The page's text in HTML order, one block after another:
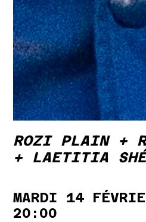
ROZI PLAIN +
+ LAETITIA
MARDI 14
20:00